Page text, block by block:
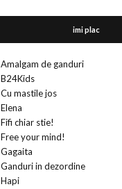
imi plac
Amalgam de ganduri
B24Kids
Cu mastile jos
Elena
Fifi chiar stie!
Free your mind!
Gagaita
Ganduri in dezordine
Hapi